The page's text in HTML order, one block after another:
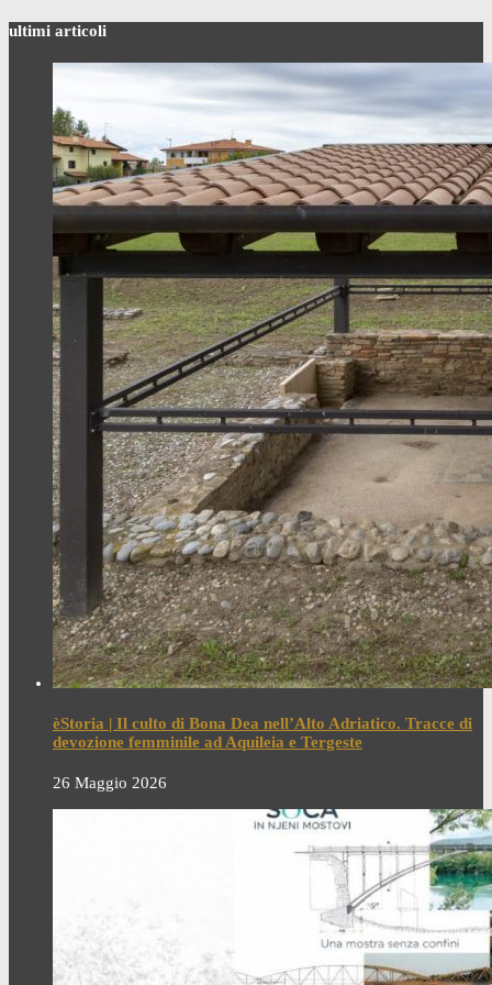
ultimi articoli
èStoria | Il culto di Bona Dea nell’Alto Adriatico. Tracce di
devozione femminile ad Aquileia e Tergeste
26 Maggio 2026